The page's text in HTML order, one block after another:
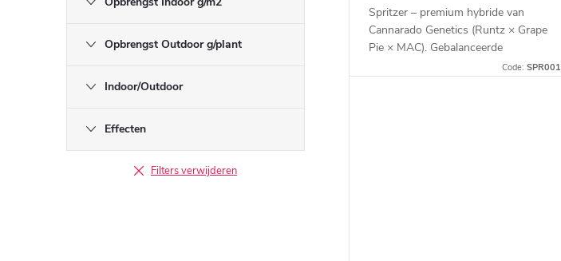
Opbrengst Outdoor g/plant
Indoor/Outdoor
Effecten
Filters verwijderen
Spritzer – premium hybride van
Cannarado Genetics (Runtz × Grape
Pie × MAC). Gebalanceerde
genetica, opvallende paarse toppen
Code:SPR001